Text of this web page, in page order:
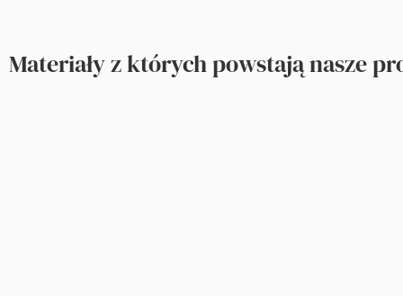
Materiały z których powstają nasze